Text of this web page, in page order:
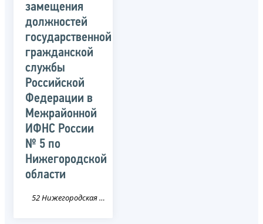
замещения
должностей
государственной
гражданской
службы
Российской
Федерации в
Межрайонной
ИФНС России
№ 5 по
Нижегородской
области
52 Нижегородская область